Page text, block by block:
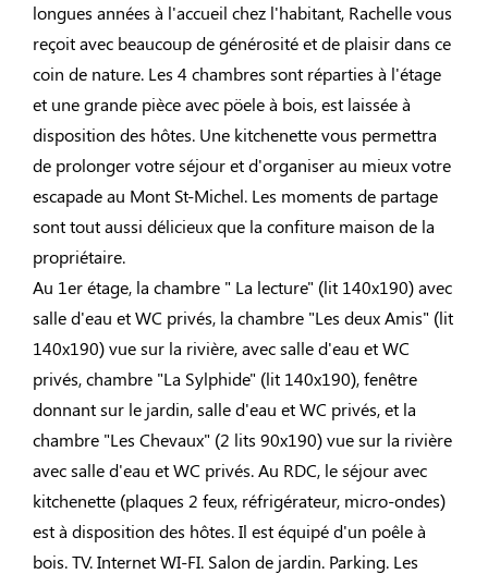
longues années à l'accueil chez l'habitant, Rachelle vous
reçoit avec beaucoup de générosité et de plaisir dans ce
coin de nature. Les 4 chambres sont réparties à l'étage
et une grande pièce avec pöele à bois, est laissée à
disposition des hôtes. Une kitchenette vous permettra
de prolonger votre séjour et d'organiser au mieux votre
escapade au Mont St-Michel. Les moments de partage
sont tout aussi délicieux que la confiture maison de la
propriétaire.
Au 1er étage, la chambre " La lecture" (lit 140x190) avec
salle d'eau et WC privés, la chambre "Les deux Amis" (lit
140x190) vue sur la rivière, avec salle d'eau et WC
privés, chambre "La Sylphide" (lit 140x190), fenêtre
donnant sur le jardin, salle d'eau et WC privés, et la
chambre "Les Chevaux" (2 lits 90x190) vue sur la rivière
avec salle d'eau et WC privés. Au RDC, le séjour avec
kitchenette (plaques 2 feux, réfrigérateur, micro-ondes)
est à disposition des hôtes. Il est équipé d'un poêle à
bois. TV. Internet WI-FI. Salon de jardin. Parking. Les